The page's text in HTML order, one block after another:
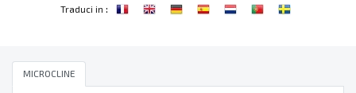
Traduci in :
MICROCLINE